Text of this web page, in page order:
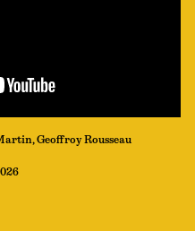
Geoffroy Rousseau